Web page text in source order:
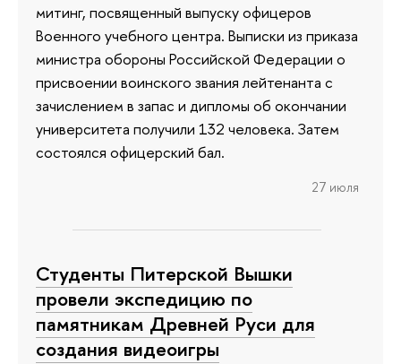
митинг, посвященный выпуску офицеров
Военного учебного центра. Выписки из приказа
министра обороны Российской Федерации о
присвоении воинского звания лейтенанта с
зачислением в запас и дипломы об окончании
университета получили 132 человека. Затем
состоялся офицерский бал.
27 июля
Студенты Питерской Вышки
провели экспедицию по
памятникам Древней Руси для
создания видеоигры